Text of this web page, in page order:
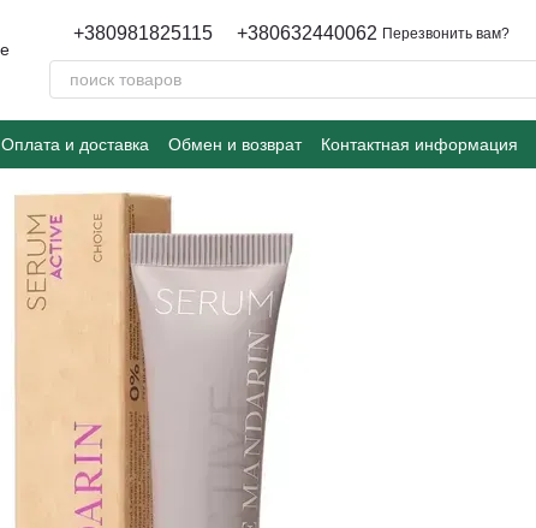
+380981825115 +380632440062 Перезвонить вам?
Оплата и доставка Обмен и возврат Контактная информация